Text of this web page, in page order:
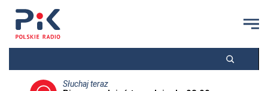
Słuchaj teraz